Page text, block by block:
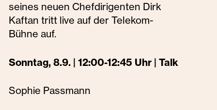
seines neuen Chefdirigenten Dirk
Kaftan tritt live auf der Telekom-
Bühne auf.
Sonntag, 8.9. | 12:00-12:45 Uhr | Talk
Sophie Passmann